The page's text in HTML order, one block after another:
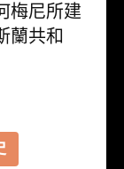
梅尼所建
蘭共和